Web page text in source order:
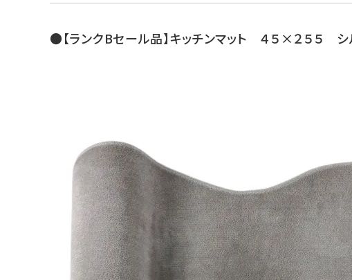
●【ランクBセール品】キッチンマット ４５×２５